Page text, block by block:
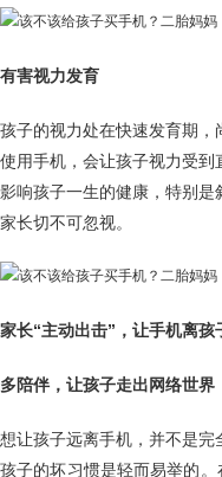
有害视力发育
孩子的视力处在快速发育期
使用手机，会让孩子视力受到
影响孩子一生的健康，特别是
家长切不可忽视。
家长“主动出击”，让手机离孩
多陪伴，让孩子走出网络世界
想让孩子远离手机，并不是
孩子的坏习惯是轻而易举的